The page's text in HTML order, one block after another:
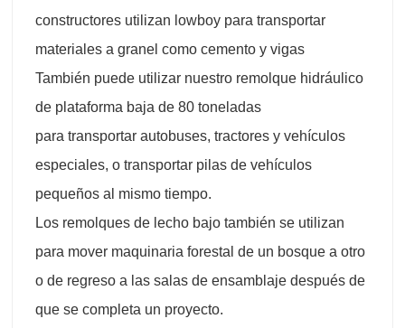
constructores utilizan lowboy para transportar
materiales a granel como cemento y vigas
También puede utilizar nuestro remolque hidráulico
de plataforma baja de 80 toneladas
para transportar autobuses, tractores y vehículos
especiales, o transportar pilas de vehículos
pequeños al mismo tiempo.
Los remolques de lecho bajo también se utilizan
para mover maquinaria forestal de un bosque a otro
o de regreso a las salas de ensamblaje después de
que se completa un proyecto.